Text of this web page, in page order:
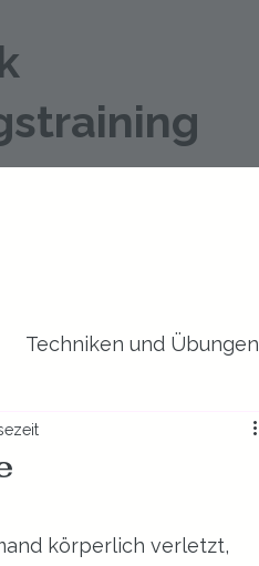
Techniken und Übungen
körperlich verletzt,